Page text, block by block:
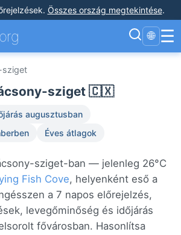
. Összes ország megtekintése.
org 🌐 ☰
sziget
sziget 🇨🇽
augusztusban
Éves átlagok
sziget-ban — jelenleg 26°C
Fish Cove, helyenként eső a
a 7 napos előrejelzés,
levegőminőség és időjárás
fővárosban. Hasonlítsa